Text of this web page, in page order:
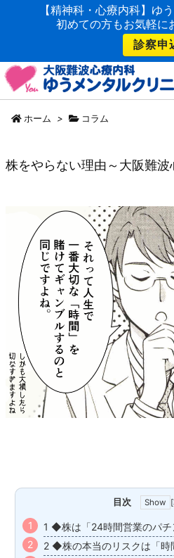
【精神科・心療内科】ゆ
初めての方もお気軽に
診察申
ホーム > コラム
株をやらない理由～大阪難波
目次 [
1 ◆株は「24時間営業のパチ
2 ◆株の本当のリスクは「時